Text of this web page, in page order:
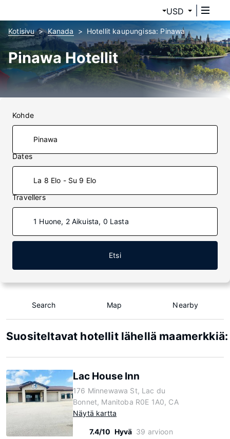
USD
Kotisivu Kanada Hotellit kaupungissa: Pinawa
Pinawa Hotellit
Kohde
Dates
La 8 Elo - Su 9 Elo
Travellers
1 Huone, 2 Aikuista, 0 Lasta
Etsi
Search Map Nearby
Suositeltavat hotellit lähellä maamerkkiä:
Lac House Inn
176 Minnewawa St, Lac du
Bonnet, Manitoba R0E 1A0, CA
Näytä kartta
7.4/10 Hyvä 39 arvioon